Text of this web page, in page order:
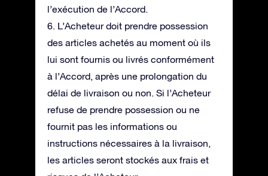
l’exécution de l’Accord.
6. L’Acheteur doit prendre possession
des articles achetés au moment où ils
lui sont fournis ou livrés conformément
à l’Accord, après une prolongation du
délai de livraison ou non. Si l’Acheteur
refuse de prendre possession ou ne
fournit pas les informations ou
instructions nécessaires à la livraison,
les articles seront stockés aux frais et